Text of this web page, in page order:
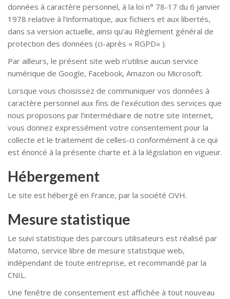
données à caractère personnel, à la loi n° 78-17 du 6 janvier
1978 relative à l’informatique, aux fichiers et aux libertés,
dans sa version actuelle, ainsi qu’au Règlement général de
protection des données (ci-après « RGPD« ).
Par ailleurs, le présent site web n’utilise aucun service
numérique de Google, Facebook, Amazon ou Microsoft.
Lorsque vous choisissez de communiquer vos données à
caractère personnel aux fins de l’exécution des services que
nous proposons par l’intermédiaire de notre site Internet,
vous donnez expressément votre consentement pour la
collecte et le traitement de celles-ci conformément à ce qui
est énoncé à la présente charte et à la législation en vigueur.
Hébergement
Le site est hébergé en France, par la société OVH.
Mesure statistique
Le suivi statistique des parcours utilisateurs est réalisé par
Matomo, service libre de mesure statistique web,
indépendant de toute entreprise, et recommandé par la
CNIL.
Une fenêtre de consentement est affichée à tout nouveau